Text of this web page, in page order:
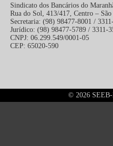
Sindicato dos Bancários do
Rua do Sol, 413/417, Centro –
Secretaria: (98) 98477-8001 /
Jurídico: (98) 98477-5789 / 3311-
CNPJ: 06.299.549/0001-05
CEP: 65020-590
© 2026